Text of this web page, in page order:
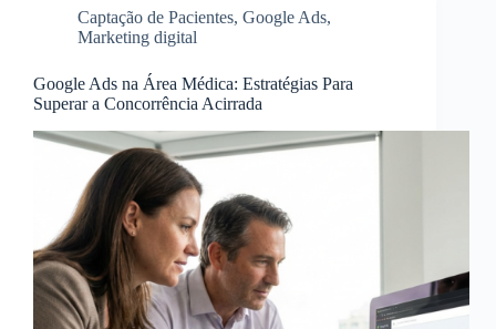
Captação de Pacientes, Google Ads,
Marketing digital
Google Ads na Área Médica: Estratégias Para
Superar a Concorrência Acirrada